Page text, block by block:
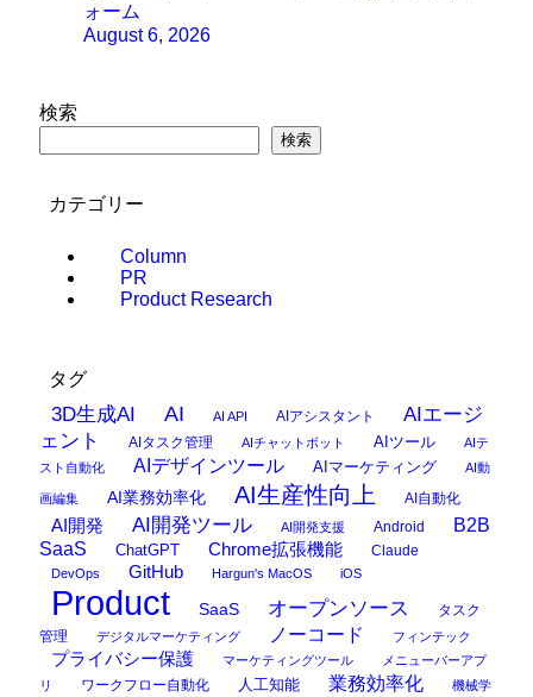
ォーム
August 6, 2026
検索
検索
カテゴリー
Column
PR
Product Research
タグ
3D生成AI AI AI API AIアシスタント
AIエージ
ェント
AIタスク管理 AIチャットボット AIツール
AIテ
スト自動化
AIデザインツール AIマーケティング AI動
画編集 AI業務効率化 AI生産性向上 AI自動化
AI開発 AI開発ツール AI開発支援 Android
B2B
SaaS
ChatGPT Chrome拡張機能 Claude
DevOps GitHub Hargun's MacOS iOS
Product SaaS オープンソース
タスク
管理
デジタルマーケティング ノーコード フィンテック
プライバシー保護 マーケティングツール
メニューバーアプ
リ
ワークフロー自動化 人工知能 業務効率化 機械学